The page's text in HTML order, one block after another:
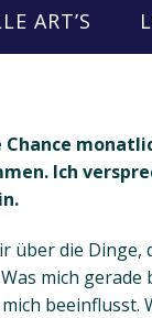
ART’S
Ich
über die Dinge,
mich gerade
beeinflusst.